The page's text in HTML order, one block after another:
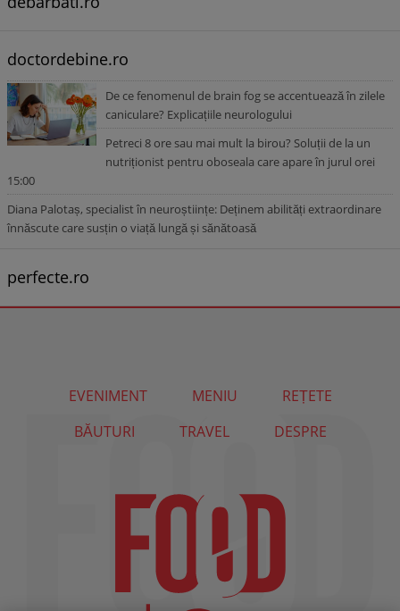
doctordebine.ro
De ce fenomenul de brain fog se accentuează în zilele
caniculare? Explicațiile neurologului
Petreci 8 ore sau mai mult la birou? Soluții de la un
nutriționist pentru oboseala care apare în jurul orei
15:00
Diana Palotaș, specialist în neuroștiințe: Deținem abilități extraordinare
înnăscute care susțin o viață lungă și sănătoasă
perfecte.ro
EVENIMENT MENIU
REȚETE
BĂUTURI
TRAVEL DESPRE